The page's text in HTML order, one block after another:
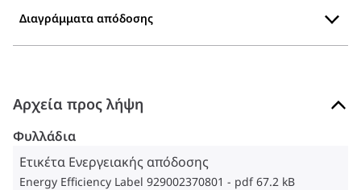
Διαγράμματα απόδοσης
Αρχεία προς λήψη
Φυλλάδια
Ετικέτα Ενεργειακής απόδοσης
Energy Efficiency Label 929002370801 pdf 67.2 kB